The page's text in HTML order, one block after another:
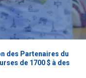
des Partenaires du
de 1700 $ à des